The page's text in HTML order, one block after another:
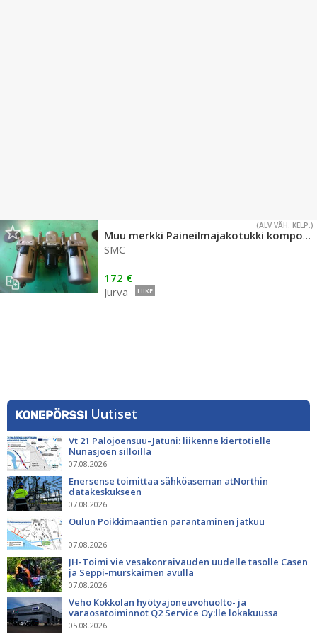
(ALV VÄH. KELP.)
Muu merkki Paineilmajakotukki komponenteilla
SMC
172 €
Jurva
LIIKE
Uutiset
Vt 21 Palojoensuu–Jatuni: liikenne kiertotielle
Nunasjoen silloilla
07.08.2026
Enersense toimittaa sähköaseman atNorthin
datakeskukseen
07.08.2026
Oulun Poikkimaantien parantaminen jatkuu
07.08.2026
JH-Toimi vie vesakonraivauden uudelle tasolle Casen
ja Seppi-murskaimen avulla
07.08.2026
Veho Kokkolan hyötyajoneuvohuolto- ja
varaosatoiminnot Q2 Service Oy:lle lokakuussa
05.08.2026